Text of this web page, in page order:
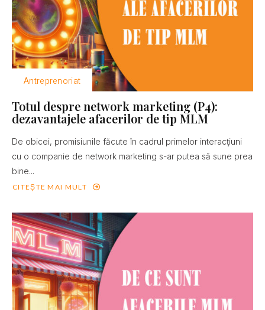
Antreprenoriat
Totul despre network marketing (P4):
dezavantajele afacerilor de tip MLM
De obicei, promisiunile făcute în cadrul primelor interacţiuni
cu o companie de network marketing s-ar putea să sune prea
bine...
CITEȘTE MAI MULT